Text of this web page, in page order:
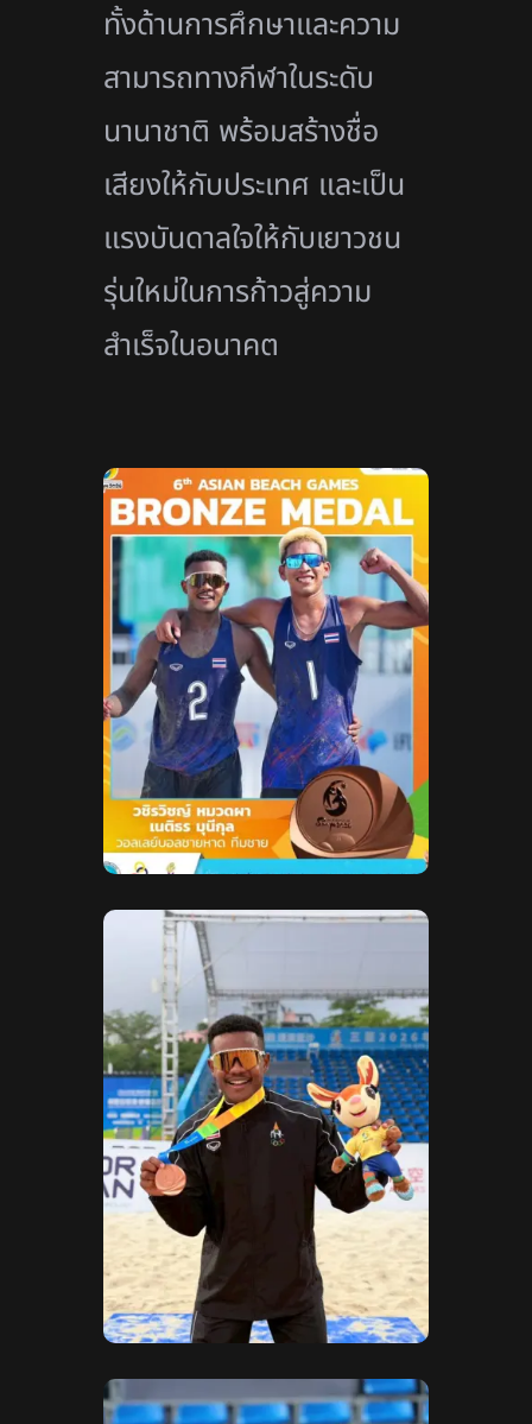
ทั้งด้านการศึกษาและความ
สามารถทางกีฬาในระดับ
นานาชาติ พร้อมสร้างชื่อ
เสียงให้กับประเทศ และเป็น
แรงบันดาลใจให้กับเยาวชน
รุ่นใหม่ในการก้าวสู่ความ
สำเร็จในอนาคต